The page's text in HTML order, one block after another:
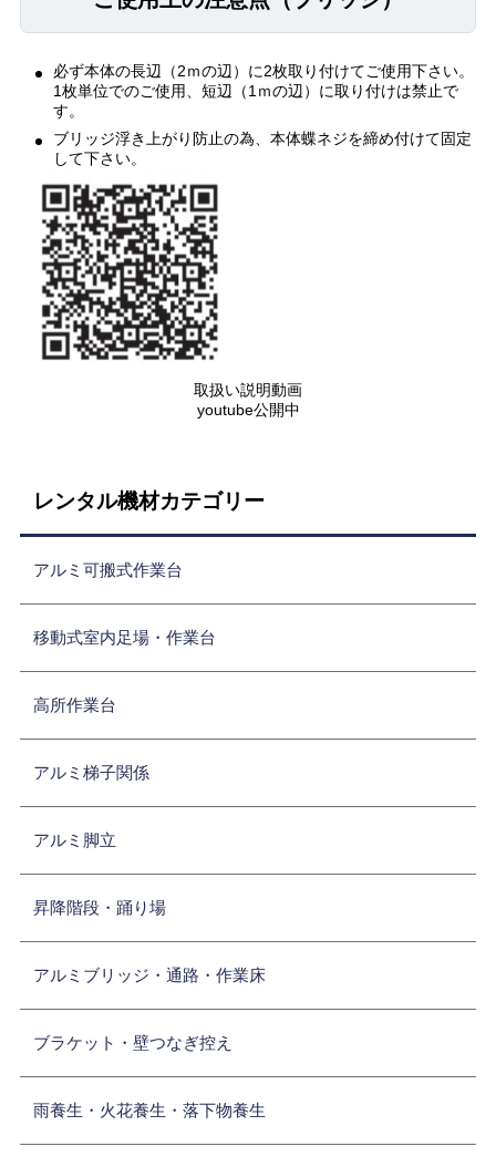
必ず本体の長辺（2ｍの辺）に2枚取り付けてご使用下さい。
1枚単位でのご使用、短辺（1ｍの辺）に取り付けは禁止で
す。
ブリッジ浮き上がり防止の為、本体蝶ネジを締め付けて固定
して下さい。
取扱い説明動画
youtube公開中
レンタル機材カテゴリー
アルミ可搬式作業台
移動式室内足場・作業台
高所作業台
アルミ梯子関係
アルミ脚立
昇降階段・踊り場
アルミブリッジ・通路・作業床
ブラケット・壁つなぎ控え
雨養生・火花養生・落下物養生